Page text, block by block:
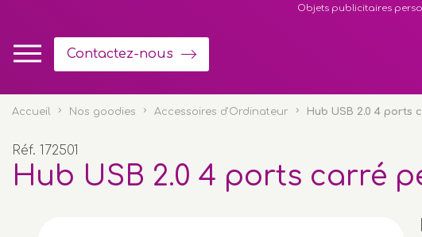
Objets publicitaires
Contactez-nous
Accueil Nos goodies Accessoires d'Ordinateur Hub USB 2.0 4 ports
Réf. 172501
Hub USB 2.0 4 ports carré